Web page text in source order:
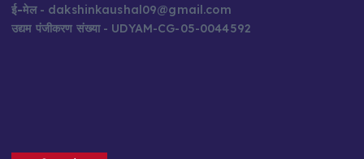
ई-मेल- dakshinkaushal09@gmail.com
उद्यम पंजीकरण संख्या- UDYAM-CG-05-0044592